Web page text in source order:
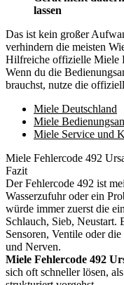
lassen
Das ist kein großer
verhindern die meisten
Hilfreiche offizielle Miele
Wenn du die
brauchst, nutze die
Miele Deutschland
Miele
Miele Service und
Miele Fehlercode 492
Fazit
Der Fehlercode 492 ist
Wasserzufuhr oder ein
würde immer zuerst die
Schlauch, Sieb, Neustart.
Sensoren, Ventile oder
und Nerven.
Miele Fehlercode 492
sich oft schneller lösen,